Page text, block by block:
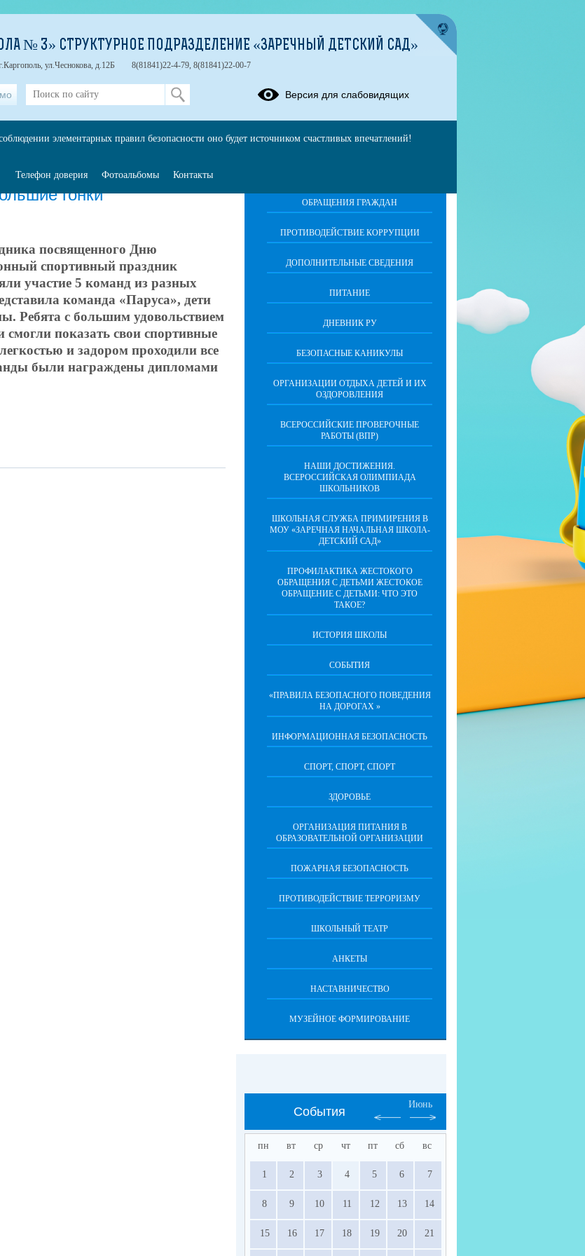
гонки"
посвященного Дню
спортивный праздник
участие 5 команд из разных
команда «Паруса», дети
Ребята с большим удовольствием
смогли показать свои спортивные
и задором проходили все
были награждены дипломами
ОБРАЩЕНИЯ ГРАЖДАН
ПРОТИВОДЕЙСТВИЕ КОРРУПЦИИ
ДОПОЛНИТЕЛЬНЫЕ СВЕДЕНИЯ
ПИТАНИЕ
ДНЕВНИК РУ
БЕЗОПАСНЫЕ КАНИКУЛЫ
ОРГАНИЗАЦИИ ОТДЫХА ДЕТЕЙ И ИХ
ОЗДОРОВЛЕНИЯ
ВСЕРОССИЙСКИЕ ПРОВЕРОЧНЫЕ
РАБОТЫ (ВПР)
НАШИ ДОСТИЖЕНИЯ.
ВСЕРОССИЙСКАЯ ОЛИМПИАДА
ШКОЛЬНИКОВ
ШКОЛЬНАЯ СЛУЖБА ПРИМИРЕНИЯ В
МОУ «ЗАРЕЧНАЯ НАЧАЛЬНАЯ ШКОЛА-
ДЕТСКИЙ САД»
ПРОФИЛАКТИКА ЖЕСТОКОГО
ОБРАЩЕНИЯ С ДЕТЬМИ ЖЕСТОКОЕ
ОБРАЩЕНИЕ С ДЕТЬМИ: ЧТО ЭТО
ТАКОЕ?
ИСТОРИЯ ШКОЛЫ
СОБЫТИЯ
«ПРАВИЛА БЕЗОПАСНОГО ПОВЕДЕНИЯ
НА ДОРОГАХ »
ИНФОРМАЦИОННАЯ БЕЗОПАСНОСТЬ
СПОРТ, СПОРТ, СПОРТ
ЗДОРОВЬЕ
ОРГАНИЗАЦИЯ ПИТАНИЯ В
ОБРАЗОВАТЕЛЬНОЙ ОРГАНИЗАЦИИ
ПОЖАРНАЯ БЕЗОПАСНОСТЬ
ПРОТИВОДЕЙСТВИЕ ТЕРРОРИЗМУ
ШКОЛЬНЫЙ ТЕАТР
АНКЕТЫ
НАСТАВНИЧЕСТВО
МУЗЕЙНОЕ ФОРМИРОВАНИЕ
События
Июнь
пн вт ср чт пт сб вс
1 2 3 4 5 6 7
8 9 10 11 12 13 14
15 16 17 18 19 20 21
№ 3» СТРУКТУРНОЕ ПОДРАЗДЕЛЕНИЕ «ЗАРЕЧНЫЙ ДЕТСКИЙ САД»
ул.Чеснокова, д.12Б 8(81841)22-4-79, 8(81841)22-00-7
Версия для слабовидящих
элементарных правил безопасности оно будет источником счастливых впечатлений!
Телефон доверия Фотоальбомы Контакты